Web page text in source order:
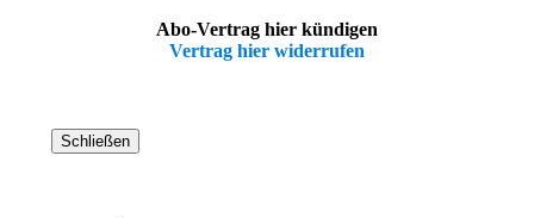
Abo-Vertrag hier kündigen
Vertrag hier widerrufen
Schließen